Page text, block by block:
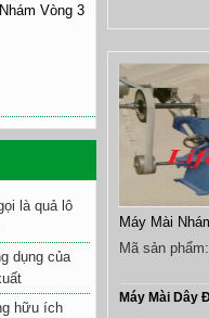
Máy Mài
Mã sản phẩm:
Máy Mài Dây
Vòng 3
là quả lô
dụng của
hữu ích